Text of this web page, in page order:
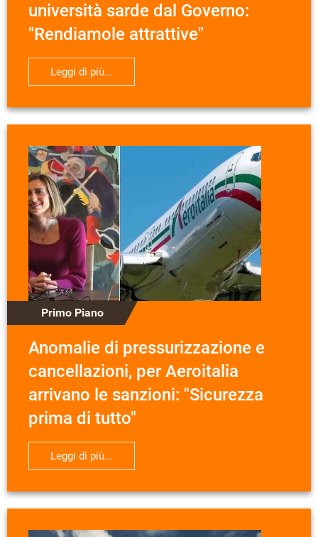
università sarde dal Governo:
"Rendiamole attrattive"
Leggi di più...
Primo Piano
Anomalie di pressurizzazione e
cancellazioni, per Aeroitalia
arrivano le sanzioni: "Sicurezza
prima di tutto"
Leggi di più...